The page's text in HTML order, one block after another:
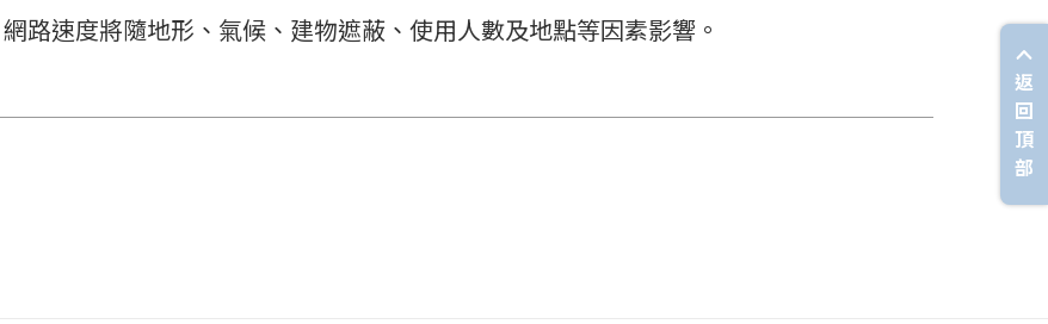
路速度將隨地形、氣候、建物遮蔽、使用人數及地點等因素影響。
返
回
頂
部